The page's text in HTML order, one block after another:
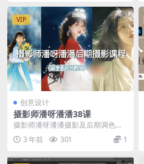
VIP
创意设计
摄影师潘呀潘潘38课
摄影师潘呀潘潘摄影及后期调色中
文课程
3 年前 301 1